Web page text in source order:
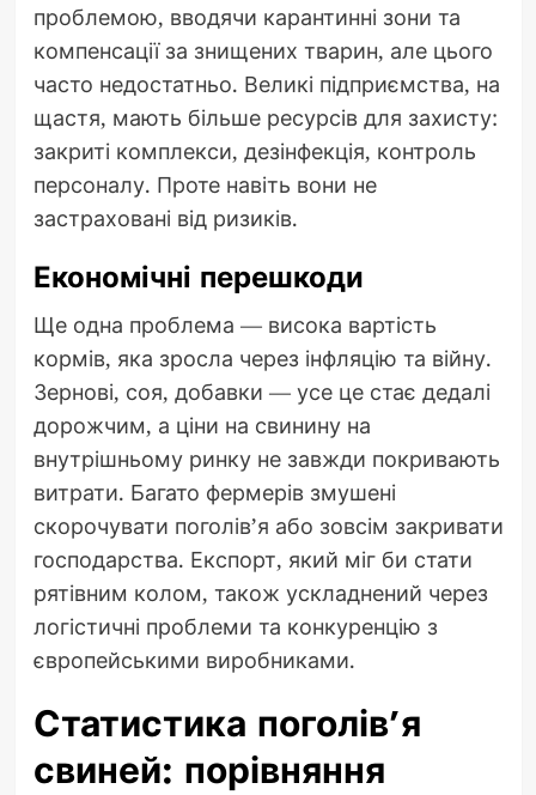
проблемою, вводячи карантинні зони та
компенсації за знищених тварин, але цього
часто недостатньо. Великі підприємства, на
щастя, мають більше ресурсів для захисту:
закриті комплекси, дезінфекція, контроль
персоналу. Проте навіть вони не
застраховані від ризиків.
Економічні перешкоди
Ще одна проблема — висока вартість
кормів, яка зросла через інфляцію та війну.
Зернові, соя, добавки — усе це стає дедалі
дорожчим, а ціни на свинину на
внутрішньому ринку не завжди покривають
витрати. Багато фермерів змушені
скорочувати поголів’я або зовсім закривати
господарства. Експорт, який міг би стати
рятівним колом, також ускладнений через
логістичні проблеми та конкуренцію з
європейськими виробниками.
Статистика поголів’я
свиней: порівняння